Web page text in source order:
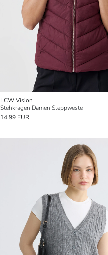
LCW Vision
Stehkragen Damen Steppweste
14.99 EUR